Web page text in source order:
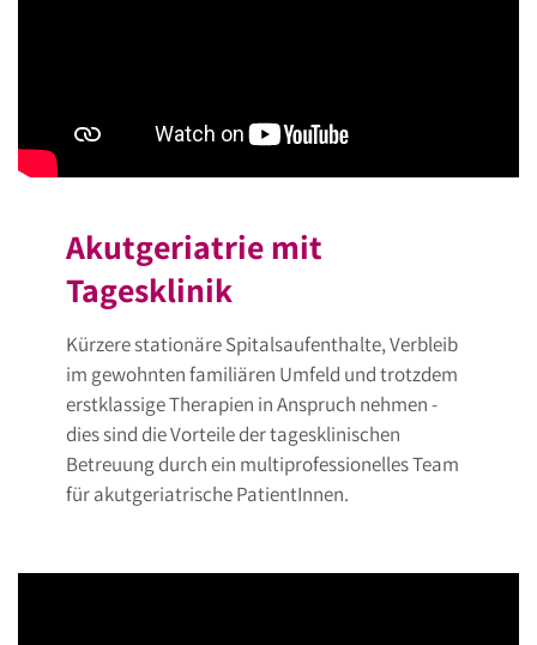
Akutgeriatrie mit
Tagesklinik
Kürzere stationäre Spitalsaufenthalte, Verbleib
im gewohnten familiären Umfeld und trotzdem
erstklassige Therapien in Anspruch nehmen -
dies sind die Vorteile der tagesklinischen
Betreuung durch ein multiprofessionelles Team
für akutgeriatrische PatientInnen.